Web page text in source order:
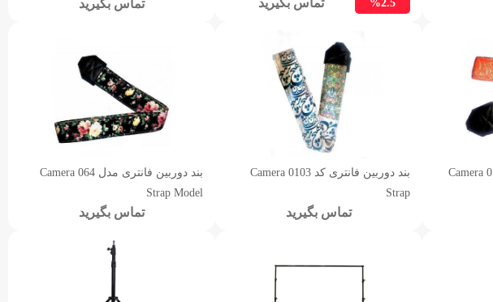
%2.5 تماس بگیرید
بند دوربین فانتری مدل 0113 Camera
بند دوربین فانتری کد 0103 Camera
Strap
تماس بگیرید
بند دوربین فانتری مدل 064 Camera
Strap Model
تماس بگیرید